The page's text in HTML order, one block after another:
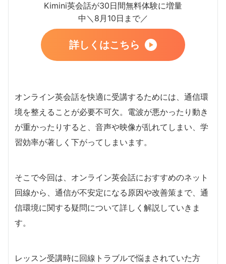
Kimini英会話が30日間無料体験に増量
中＼8月10日まで／
詳しくはこちら
オンライン英会話を快適に受講するためには、通信環
境を整えることが必要不可欠。電波が悪かったり動き
が重かったりすると、音声や映像が乱れてしまい、学
習効率が著しく下がってしまいます。
そこで今回は、オンライン英会話におすすめのネット
回線から、通信が不安定になる原因や改善策まで、通
信環境に関する疑問について詳しく解説していきま
す。
レッスン受講時に回線トラブルで悩まされていた方